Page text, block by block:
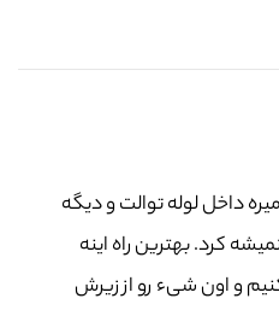
داخل لوله توالت و دیگه
کرد. بهترین راه اینه
و اون شیء رو از زیرش